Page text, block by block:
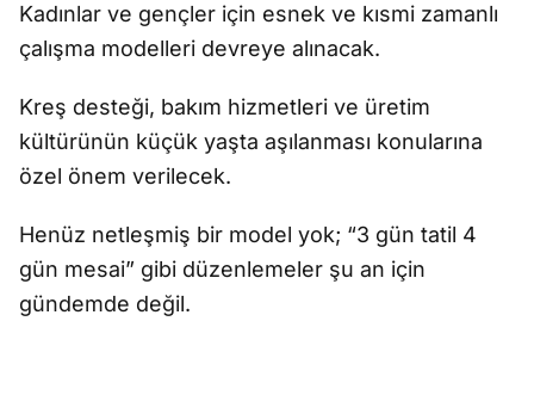
Kadınlar ve gençler için esnek ve kısmi zamanlı
çalışma modelleri devreye alınacak.
Kreş desteği, bakım hizmetleri ve üretim
kültürünün küçük yaşta aşılanması konularına
özel önem verilecek.
Henüz netleşmiş bir model yok; “3 gün tatil 4
gün mesai” gibi düzenlemeler şu an için
gündemde değil.